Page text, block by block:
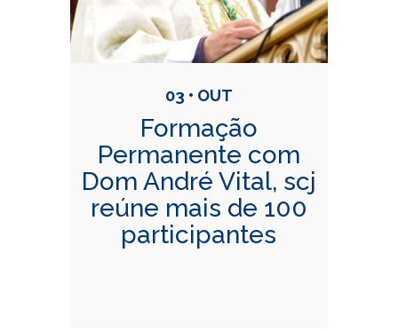
03 • OUT
Formação
Permanente com
Dom André Vital, scj
reúne mais de 100
participantes